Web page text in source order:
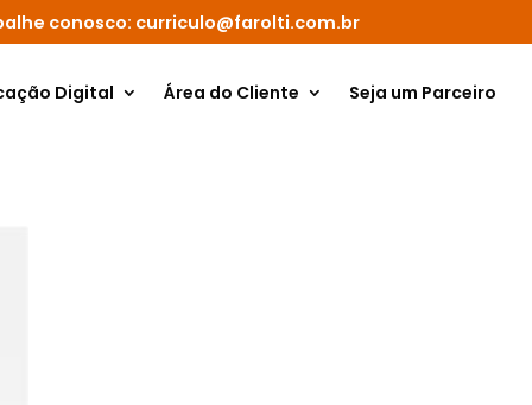
conosco: curriculo@farolti.com.br
Digital Área do Cliente Seja um Parceiro